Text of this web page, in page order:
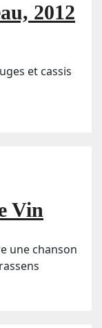
2012
et cassis
Vin
une chanson